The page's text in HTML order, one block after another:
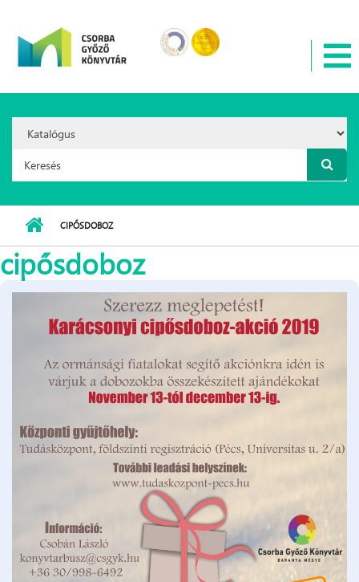
Option:
Keresés űrlap
CIPŐSDOBOZ
cipősdoboz